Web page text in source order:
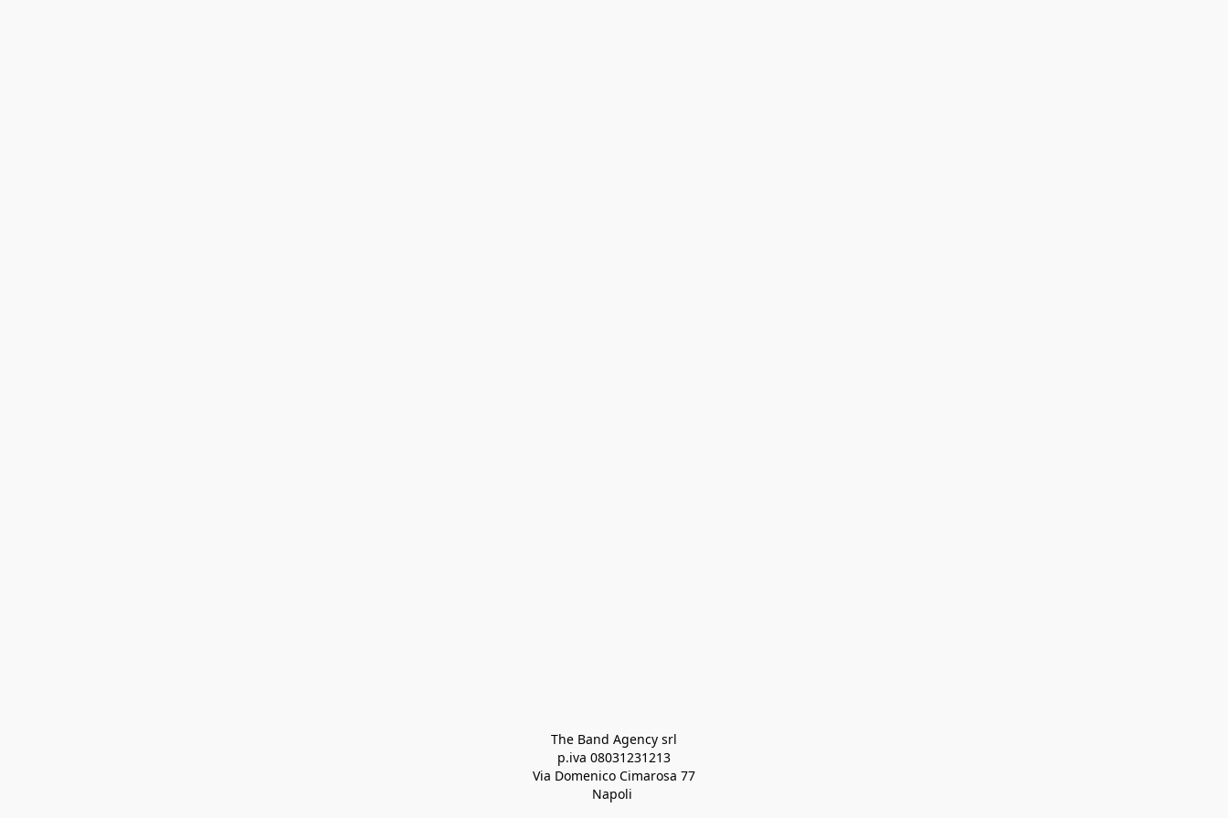
The Band Agency srl
p.iva 08031231213
Via Domenico Cimarosa 77
Napoli